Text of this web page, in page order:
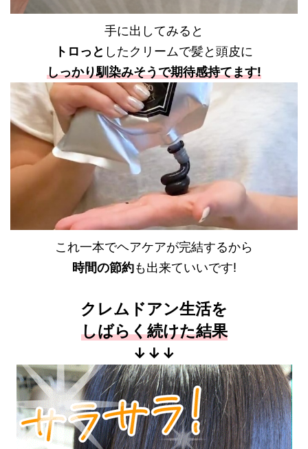
手に出してみると
トロっと したクリームで髪と頭皮に
しっかり馴染みそうで期待感持てます!
これ一本でヘアケアが完結するから
時間の節約も出来ていいです!
クレムドアン生活を
しばらく続けた結果
↓↓↓